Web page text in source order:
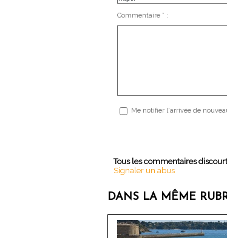
Commentaire * :
Me notifier l'arrivée de
Tous les commentaires
Signaler un abus
DANS LA MÊME